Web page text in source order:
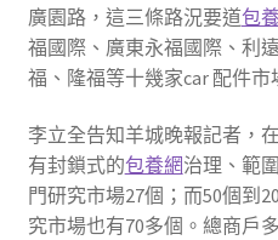
廣園路，這三條路況要道包
福國際、廣東永福國際、利
福、隆福等十幾家car 配件市
李立全告知羊城晚報記者，
有封鎖式的包養網治理、範
門研究市場27個；而50個到
究市場也有70多個。總商戶